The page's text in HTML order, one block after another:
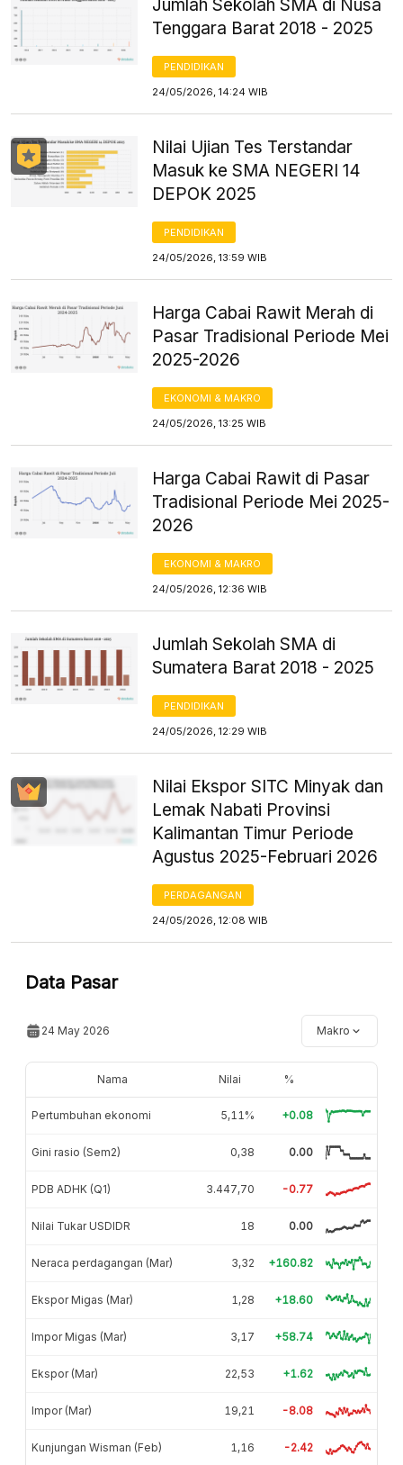
Jumlah Sekolah SMA di Nusa
Tenggara Barat 2018 - 2025
PENDIDIKAN
24/05/2026, 14:24 WIB
Nilai Ujian Tes Terstandar
Masuk ke SMA NEGERI 14
DEPOK 2025
PENDIDIKAN
24/05/2026, 13:59 WIB
Harga Cabai Rawit Merah di
Pasar Tradisional Periode Mei
2025-2026
EKONOMI & MAKRO
24/05/2026, 13:25 WIB
Harga Cabai Rawit di Pasar
Tradisional Periode Mei 2025-
2026
EKONOMI & MAKRO
24/05/2026, 12:36 WIB
Jumlah Sekolah SMA di
Sumatera Barat 2018 - 2025
PENDIDIKAN
24/05/2026, 12:29 WIB
Nilai Ekspor SITC Minyak dan
Lemak Nabati Provinsi
Kalimantan Timur Periode
Agustus 2025-Februari 2026
PERDAGANGAN
24/05/2026, 12:08 WIB
Data Pasar
24 May 2026 Makro
Nama Nilai %
Pertumbuhan ekonomi 5,11% +0.08
Gini rasio (Sem2) 0,38 0.00
PDB ADHK (Q1) 3.447,70 -0.77
Nilai Tukar USDIDR 18 0.00
Neraca perdagangan (Mar) 3,32 +160.82
Ekspor Migas (Mar) 1,28 +18.60
Impor Migas (Mar) 3,17 +58.74
Ekspor (Mar) 22,53 +1.62
Impor (Mar) 19,21 -8.08
Kunjungan Wisman (Feb) 1,16 -2.42